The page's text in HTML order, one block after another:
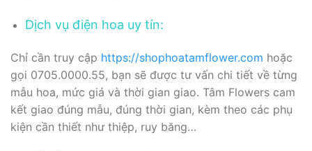
Dịch vụ điện hoa uy tín:
Chỉ cần truy cập https://shophoatamflower.com hoặc
gọi 0705.0000.55, bạn sẽ được tư vấn chi tiết về từng
mẫu hoa, mức giá và thời gian giao. Tâm Flowers cam
kết giao đúng mẫu, đúng thời gian, kèm theo các phụ
kiện cần thiết như thiệp, ruy băng…